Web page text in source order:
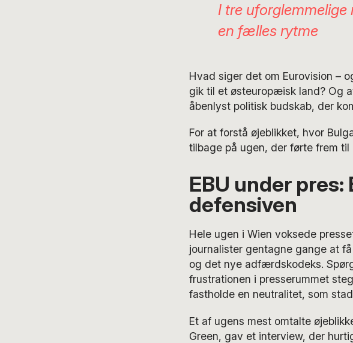
I tre
en fælles rytme
Hvad siger det om Eurovision –
gik til et østeuropæisk land? Og
åbenlyst politisk budskab, der
For at forstå øjeblikket, hvor
tilbage på ugen, der førte frem til
EBU under
defensiven
Hele ugen i Wien voksede
journalister gentagne gange at
og det nye adfærdskodeks.
frustrationen i presserummet
fastholde en neutralitet, som
Et af ugens mest omtalte
Green, gav et interview, der